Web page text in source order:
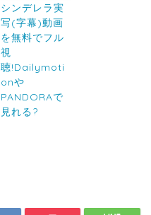
シンデレラ実
写(字幕)動画
を無料でフル
視
聴!Dailymoti
onや
PANDORAで
見れる?